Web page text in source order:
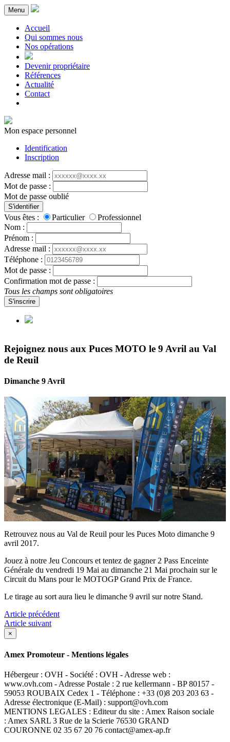
Menu
Accueil
Qui sommes nous
Nos opérations
Devenir propriétaire
Références
Actualité
Contact
Mon espace personnel
Identification
Inscription
Adresse mail :
Mot de passe :
Mot de passe oublié
S'identifier
Vous êtes : Particulier
Professionnel
Nom :
Prénom :
Adresse mail :
Téléphone :
Mot de passe :
Confirmation mot de passe :
Tous les champs sont obligatoires
S'inscrire
Rejoignez nous aux Puces MOTO le 9 Avril au Val
de Reuil
Dimanche 9 Avril
Retrouvez nous au Val de Reuil pour les Puces Moto dimanche 9
avril 2017.
Jouez à notre Jeu Concours et tentez de gagner 2 Pass Enceinte
Générale du vendredi 19 Mai au dimanche 21 Mai prochain sur le
Circuit du Mans pour le MOTOGP Grand Prix de France.
Le tirage au sort aura lieu le dimanche 9 avril sur notre Stand.
Article précédent
Article suivant
×
Amex Promoteur - Mentions légales
Hébergeur : OVH - Société : OVH - Adresse web :
www.ovh.com - Adresse Postale : 2 rue kellermann - BP 80157 -
59053 ROUBAIX Cedex 1 - Téléphone : +33 (0)8 203 203 63 -
Adresse électronique (E-Mail) : support@ovh.com
MENTIONS LEGALES : Editeur du site : Amex Raison sociale
: Amex SARL 3 Rue de la Scierie 76530 GRAND
COURONNE 02 35 67 20 76 contact@amex-ap.fr